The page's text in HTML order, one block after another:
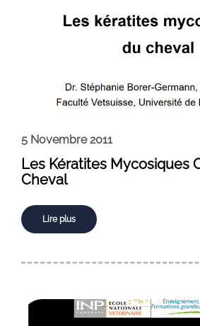
5 Novembre 2011
Les Kératites Mycosiques
Cheval
Lire plus